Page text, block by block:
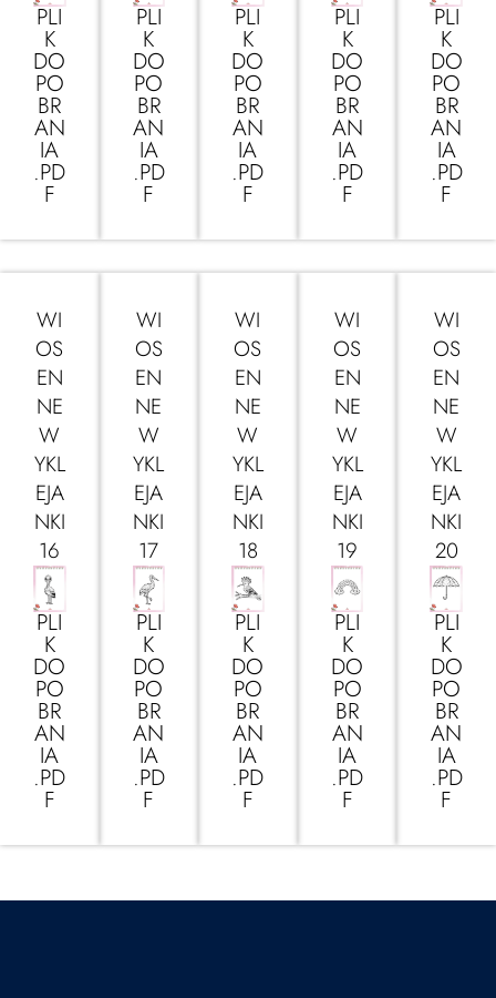
PLI
K
DO
PO
BR
AN
IA
.PD
F
PLI
K
DO
PO
BR
AN
IA
.PD
F
PLI
K
DO
PO
BR
AN
IA
.PD
F
PLI
K
DO
PO
BR
AN
IA
.PD
F
PLI
K
DO
PO
BR
AN
IA
.PD
F
WI
OS
EN
NE
W
YKL
EJA
NKI
16
PLI
K
DO
PO
BR
AN
IA
.PD
F
WI
OS
EN
NE
W
YKL
EJA
NKI
17
PLI
K
DO
PO
BR
AN
IA
.PD
F
WI
OS
EN
NE
W
YKL
EJA
NKI
18
PLI
K
DO
PO
BR
AN
IA
.PD
F
WI
OS
EN
NE
W
YKL
EJA
NKI
19
PLI
K
DO
PO
BR
AN
IA
.PD
F
WI
OS
EN
NE
W
YKL
EJA
NKI
20
PLI
K
DO
PO
BR
AN
IA
.PD
F